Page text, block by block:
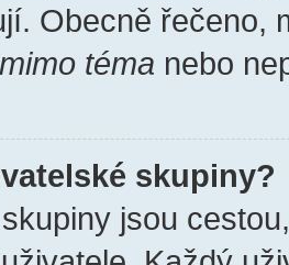
Obecně řečeno,
mimo téma nebo
skupiny?
jsou